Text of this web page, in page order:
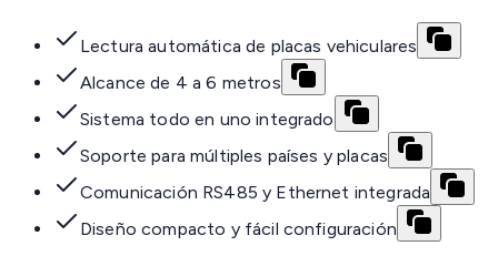
Lectura automática de placas vehiculares
Alcance de 4 a 6 metros
Sistema todo en uno integrado
Soporte para múltiples países y placas
Comunicación RS485 y Ethernet integrada
Diseño compacto y fácil configuración